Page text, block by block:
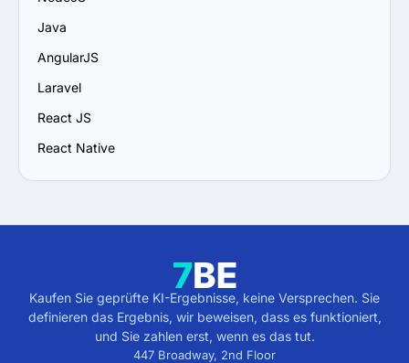
7. Prüfen Sie Support- und Wartungspläne:
Updates und Wartung angeboten werden, um
langfristigen Erfolg zu sichern.
Java
AngularJS
Laravel
React JS
React Native
Kaufen Sie geprüfte KI-Ergebnisse, keine Versprechen. Sie
definieren das Ergebnis, wir beweisen, dass es funktioniert,
und Sie zahlen erst, wenn es das tut.
447 Broadway, 2nd Floor